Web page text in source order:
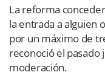
La reforma
la entrada a alguien
por un máximo de
reconoció el pasado
moderación.